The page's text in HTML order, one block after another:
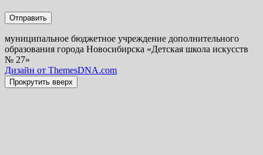
муниципальное бюджетное учреждение дополнительного
образования города Новосибирска «Детская школа искусств
№ 27»
Дизайн от ThemesDNA.com
Прокрутить вверх